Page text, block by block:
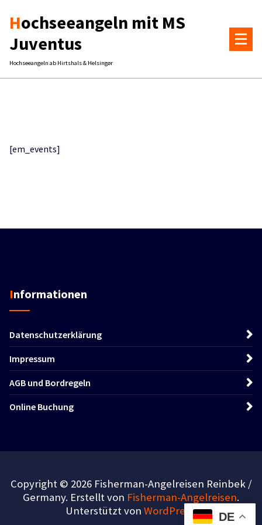
Inhalt
Hochseeangeln mit MS
Juventus
Hochseeangeln ab Hirtshals & Helsingør
[em_events]
Informationen
Datenschutzerklärung
Impressum
AGB und Bordregeln
Online Buchung
Copyright © 2026 Fisherman-Angelreisen Reinbek /
Germany. Erstellt von Fisherman-Angelreisen.
Unterstützt von WordPress. DE